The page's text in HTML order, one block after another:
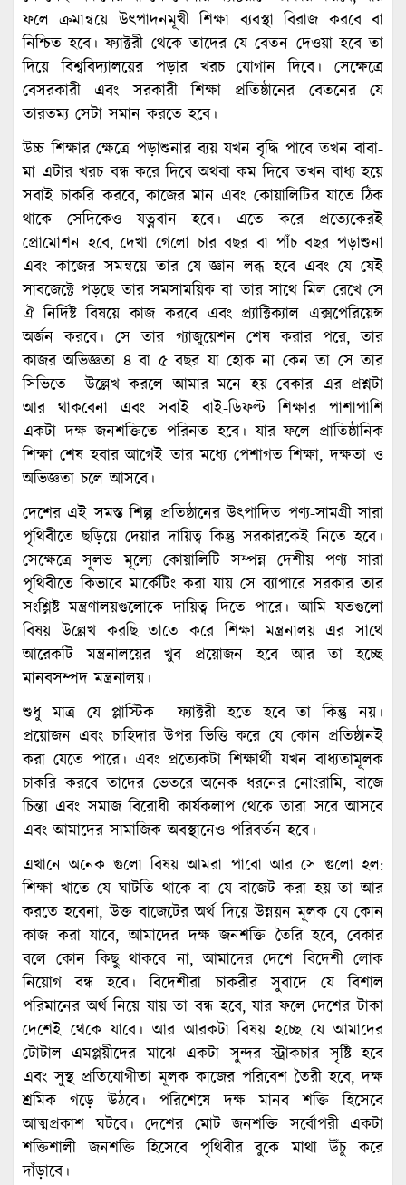
ফলে ক্রমান্বয়ে উৎপাদনমূখী শিক্ষা ব্যবস্থা বিরাজ করবে বা
নিশ্চিত হবে। ফ্যাক্টরী থেকে তাদের যে বেতন দেওয়া হবে তা
দিয়ে বিশ্ববিদ্যালয়ের পড়ার খরচ যোগান দিবে। সেক্ষেত্রে
বেসরকারী এবং সরকারী শিক্ষা প্রতিষ্ঠানের বেতনের যে
তারতম্য সেটা সমান করতে হবে।
উচ্চ শিক্ষার ক্ষেত্রে পড়াশুনার ব্যয় যখন বৃদ্ধি পাবে তখন বাবা-
মা এটার খরচ বন্ধ করে দিবে অথবা কম দিবে তখন বাধ্য হয়ে
সবাই চাকরি করবে, কাজের মান এবং কোয়ালিটির যাতে ঠিক
থাকে সেদিকেও যত্নবান হবে। এতে করে প্রত্যেকেরই
প্রোমোশন হবে, দেখা গেলো চার বছর বা পাঁচ বছর পড়াশুনা
এবং কাজের সমন্বয়ে তার যে জ্ঞান লব্ধ হবে এবং যে যেই
সাবজেক্টে পড়ছে তার সমসাময়িক বা তার সাথে মিল রেখে সে
ঐ নির্দিষ্ট বিষয়ে কাজ করবে এবং প্র্যাক্টিক্যাল এক্সপেরিয়েন্স
অর্জন করবে। সে তার গ্যাজুয়েশন শেষ করার পরে, তার
কাজর অভিজ্ঞতা ৪ বা ৫ বছর যা হোক না কেন তা সে তার
সিভিতে উল্লেখ করলে আমার মনে হয় বেকার এর প্রশ্নটা
আর থাকবেনা এবং সবাই বাই-ডিফল্ট শিক্ষার পাশাপাশি
একটা দক্ষ জনশক্তিতে পরিনত হবে। যার ফলে প্রাতিষ্ঠানিক
শিক্ষা শেষ হবার আগেই তার মধ্যে পেশাগত শিক্ষা, দক্ষতা ও
অভিজ্ঞতা চলে আসবে।
দেশের এই সমস্ত শিল্প প্রতিষ্ঠানের উৎপাদিত পণ্য-সামগ্রী সারা
পৃথিবীতে ছড়িয়ে দেয়ার দায়িত্ব কিন্তু সরকারকেই নিতে হবে।
সেক্ষেত্রে সূলভ মূল্যে কোয়ালিটি সম্পন্ন দেশীয় পণ্য সারা
পৃথিবীতে কিভাবে মার্কেটিং করা যায় সে ব্যাপারে সরকার তার
সংশ্লিষ্ট মন্ত্রণালয়গুলোকে দায়িত্ব দিতে পারে। আমি যতগুলো
বিষয় উল্লেখ করছি তাতে করে শিক্ষা মন্ত্রনালয় এর সাথে
আরেকটি মন্ত্রনালয়ের খুব প্রয়োজন হবে আর তা হচ্ছে
মানবসম্পদ মন্ত্রনালয়।
শুধু মাত্র যে প্লাস্টিক ফ্যাক্টরী হতে হবে তা কিন্তু নয়।
প্রয়োজন এবং চাহিদার উপর ভিত্তি করে যে কোন প্রতিষ্ঠানই
করা যেতে পারে। এবং প্রত্যেকটা শিক্ষার্থী যখন বাধ্যতামূলক
চাকরি করবে তাদের ভেতরে অনেক ধরনের নোংরামি, বাজে
চিন্তা এবং সমাজ বিরোধী কার্যকলাপ থেকে তারা সরে আসবে
এবং আমাদের সামাজিক অবস্থানেও পরিবর্তন হবে।
এখানে অনেক গুলো বিষয় আমরা পাবো আর সে গুলো হল:
শিক্ষা খাতে যে ঘাটতি থাকে বা যে বাজেট করা হয় তা আর
করতে হবেনা, উক্ত বাজেটের অর্থ দিয়ে উন্নয়ন মূলক যে কোন
কাজ করা যাবে, আমাদের দক্ষ জনশক্তি তৈরি হবে, বেকার
বলে কোন কিছু থাকবে না, আমাদের দেশে বিদেশী লোক
নিয়োগ বন্ধ হবে। বিদেশীরা চাকরীর সুবাদে যে বিশাল
পরিমানের অর্থ নিয়ে যায় তা বন্ধ হবে, যার ফলে দেশের টাকা
দেশেই থেকে যাবে। আর আরকটা বিষয় হচ্ছে যে আমাদের
টোটাল এমপ্লয়ীদের মাঝে একটা সুন্দর স্ট্রাকচার সৃষ্টি হবে
এবং সুস্থ প্রতিযোগীতা মূলক কাজের পরিবেশ তৈরী হবে, দক্ষ
শ্রমিক গড়ে উঠবে। পরিশেষে দক্ষ মানব শক্তি হিসেবে
আত্মপ্রকাশ ঘটবে। দেশের মোট জনশক্তি সর্বোপরী একটা
শক্তিশালী জনশক্তি হিসেবে পৃথিবীর বুকে মাথা উঁচু করে
দাঁড়াবে।